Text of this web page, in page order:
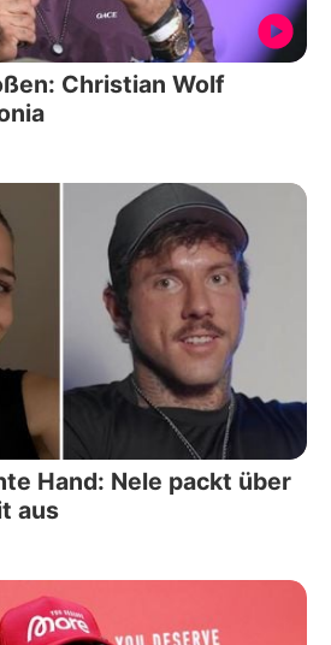
Christian Wolf
Hand: Nele packt über
aus